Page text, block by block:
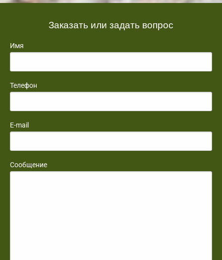
Заказать или задать вопрос
Имя
Телефон
E-mail
Сообщение